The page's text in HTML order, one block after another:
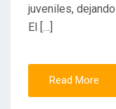
juveniles,
El […]
Read More